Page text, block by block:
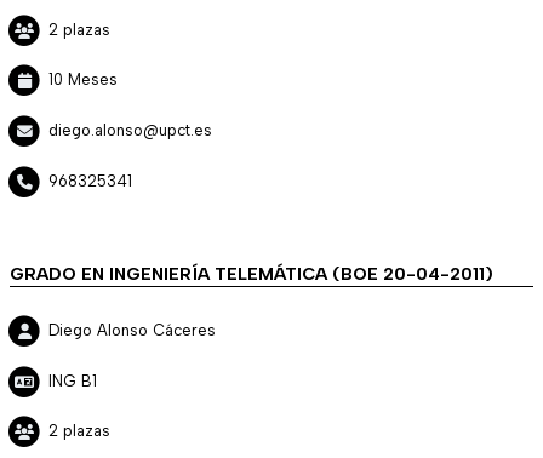
2 plazas
10 Meses
diego.alonso@upct.es
968325341
GRADO EN INGENIERÍA TELEMÁTICA (BOE 20-04-2011)
Diego Alonso Cáceres
ING B1
2 plazas